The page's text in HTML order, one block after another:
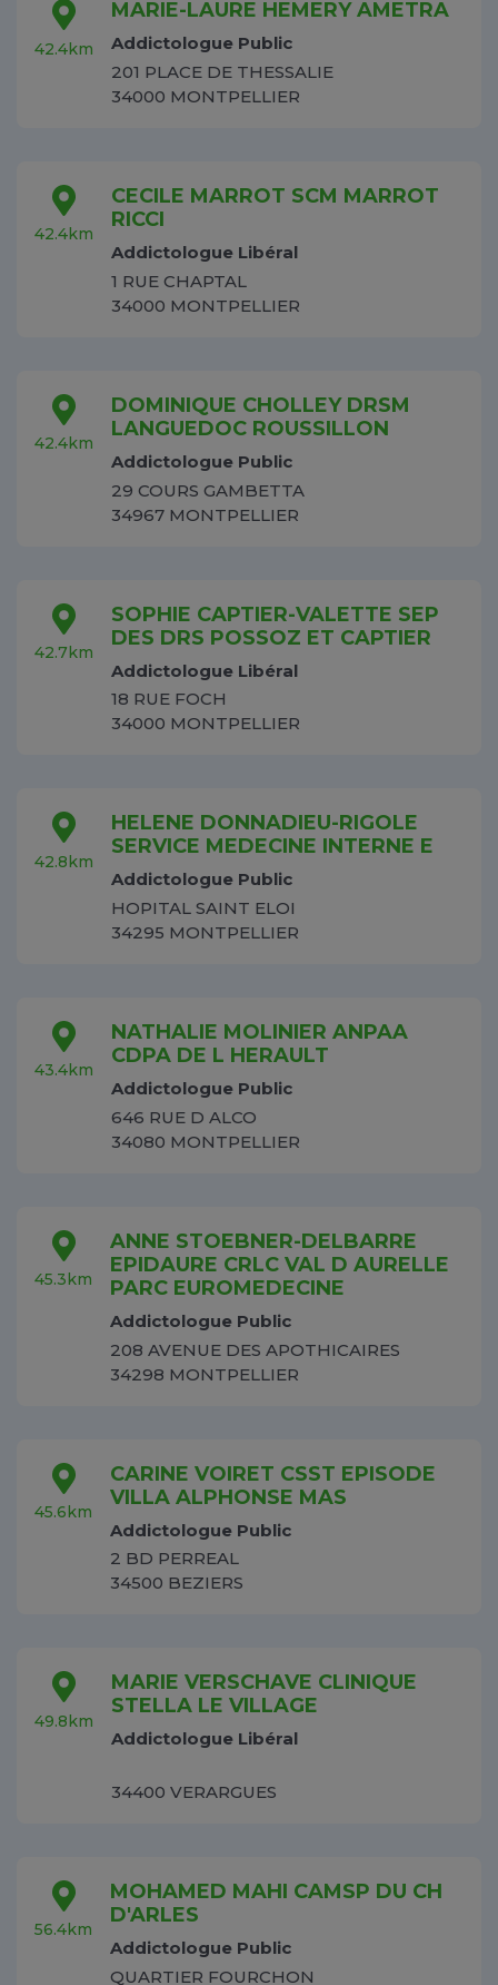
42.4km
MARIE-LAURE HEMERY AMETRA
Addictologue Public
201 PLACE DE THESSALIE
34000 MONTPELLIER
42.4km
CECILE MARROT SCM MARROT
RICCI
Addictologue Libéral
1 RUE CHAPTAL
34000 MONTPELLIER
42.4km
DOMINIQUE CHOLLEY DRSM
LANGUEDOC ROUSSILLON
Addictologue Public
29 COURS GAMBETTA
34967 MONTPELLIER
42.7km
SOPHIE CAPTIER-VALETTE SEP
DES DRS POSSOZ ET CAPTIER
Addictologue Libéral
18 RUE FOCH
34000 MONTPELLIER
42.8km
HELENE DONNADIEU-RIGOLE
SERVICE MEDECINE INTERNE E
Addictologue Public
HOPITAL SAINT ELOI
34295 MONTPELLIER
43.4km
NATHALIE MOLINIER ANPAA
CDPA DE L HERAULT
Addictologue Public
646 RUE D ALCO
34080 MONTPELLIER
45.3km
ANNE STOEBNER-DELBARRE
EPIDAURE CRLC VAL D AURELLE
PARC EUROMEDECINE
Addictologue Public
208 AVENUE DES APOTHICAIRES
34298 MONTPELLIER
45.6km
CARINE VOIRET CSST EPISODE
VILLA ALPHONSE MAS
Addictologue Public
2 BD PERREAL
34500 BEZIERS
49.8km
MARIE VERSCHAVE CLINIQUE
STELLA LE VILLAGE
Addictologue Libéral
34400 VERARGUES
56.4km
MOHAMED MAHI CAMSP DU CH
D'ARLES
Addictologue Public
QUARTIER FOURCHON